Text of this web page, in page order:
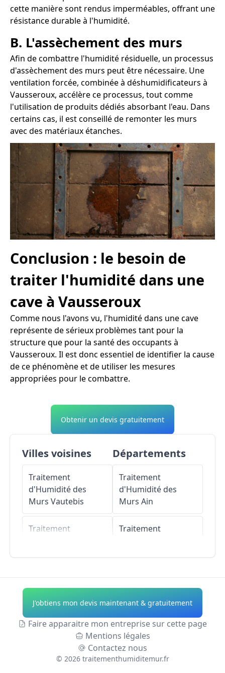
cette manière sont rendus imperméables, offrant une
résistance durable à l'humidité.
B. L'assèchement des murs
Afin de combattre l'humidité résiduelle, un processus
d'assèchement des murs peut être nécessaire. Une
ventilation forcée, combinée à déshumidificateurs à
Vausseroux, accélère ce processus, tout comme
l'utilisation de produits dédiés absorbant l'eau. Dans
certains cas, il est conseillé de remonter les murs
avec des matériaux étanches.
Conclusion : le besoin de
traiter l'humidité dans une
cave à Vausseroux
Comme nous l'avons vu, l'humidité dans une cave
représente de sérieux problèmes tant pour la
structure que pour la santé des occupants à
Vausseroux. Il est donc essentiel de identifier la cause
de ce phénomène et de utiliser les mesures
appropriées pour le combattre.
Obtenir un devis gratuitement
Villes voisines
Traitement
d'Humidité des
Murs Vautebis
Traitement
Traitement
d'Humidité des
Murs Saint-Martin-
du-Fouilloux
d'Humidité des
Départements
Traitement
d'Humidité des
Murs Ain
Traitement
Traitement
d'Humidité des
Murs Allier
Traitement
d'Humidité des
MursAlpes-de-
J'obtiens mon devis maintenant & gratuitement
Faire apparaitre mon entreprise sur cette page
Mentions légales
Contactez nous
© 2026 traitementhumiditemur.fr